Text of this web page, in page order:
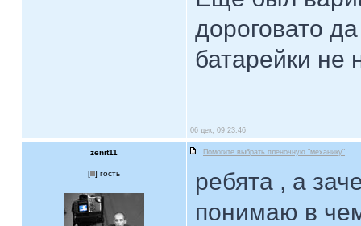
дороговато
батарейки не
06 дек, 09 23:46
zenit11 Помогите выбрать пленочную "механику"
[ ] гость
ребята , а
понимаю в